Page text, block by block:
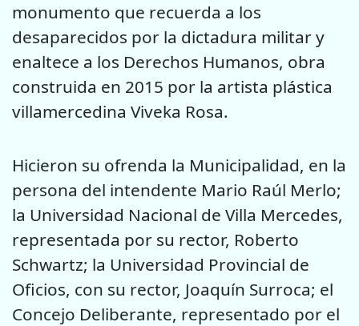
monumento que recuerda a los
desaparecidos por la dictadura militar y
enaltece a los Derechos Humanos, obra
construida en 2015 por la artista plástica
villamercedina Viveka Rosa.
Hicieron su ofrenda la Municipalidad, en la
persona del intendente Mario Raúl Merlo;
la Universidad Nacional de Villa Mercedes,
representada por su rector, Roberto
Schwartz; la Universidad Provincial de
Oficios, con su rector, Joaquín Surroca; el
Concejo Deliberante, representado por el